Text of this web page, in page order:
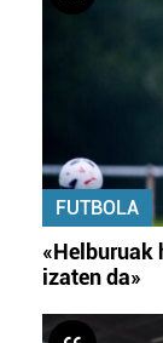
FUTBOLA
«Helburuak
izaten da»